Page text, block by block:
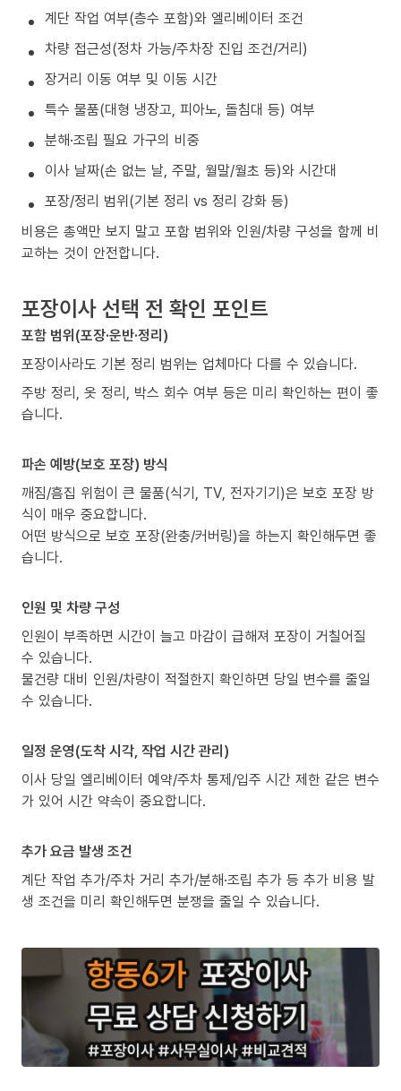
계단 작업 여부(층수 포함)와 엘리베이터 조건
차량 접근성(정차 가능/주차장 진입 조건/거리)
장거리 이동 여부 및 이동 시간
특수 물품(대형 냉장고, 피아노, 돌침대 등) 여부
분해·조립 필요 가구의 비중
이사 날짜(손 없는 날, 주말, 월말/월초 등)와 시간대
포장/정리 범위(기본 정리 vs 정리 강화 등)
비용은 총액만 보지 말고 포함 범위와 인원/차량 구성을 함께 비
교하는 것이 안전합니다.
포장이사 선택 전 확인 포인트
포함 범위(포장·운반·정리)
포장이사라도 기본 정리 범위는 업체마다 다를 수 있습니다.
주방 정리, 옷 정리, 박스 회수 여부 등은 미리 확인하는 편이 좋
습니다.
파손 예방(보호 포장) 방식
깨짐/흠집 위험이 큰 물품(식기, TV, 전자기기)은 보호 포장 방
식이 매우 중요합니다.
어떤 방식으로 보호 포장(완충/커버링)을 하는지 확인해두면 좋
습니다.
인원 및 차량 구성
인원이 부족하면 시간이 늘고 마감이 급해져 포장이 거칠어질
수 있습니다.
물건량 대비 인원/차량이 적절한지 확인하면 당일 변수를 줄일
수 있습니다.
일정 운영(도착 시각, 작업 시간 관리)
이사 당일 엘리베이터 예약/주차 통제/입주 시간 제한 같은 변수
가 있어 시간 약속이 중요합니다.
추가 요금 발생 조건
계단 작업 추가/주차 거리 추가/분해·조립 추가 등 추가 비용 발
생 조건을 미리 확인해두면 분쟁을 줄일 수 있습니다.